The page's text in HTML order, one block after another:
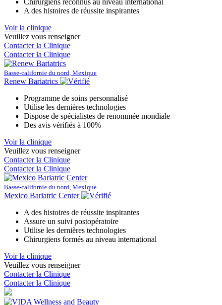
A des histoires de réussite inspirantes
Voir la clinique
Veuillez vous renseigner
Contacter la Clinique
Contacter la Clinique
Basse-californie du nord, Mexique
Renew Bariatrics
Programme de soins personnalisé
Utilise les dernières technologies
Dispose de spécialistes de renommée mondiale
Des avis vérifiés à 100%
Voir la clinique
Veuillez vous renseigner
Contacter la Clinique
Contacter la Clinique
Basse-californie du nord, Mexique
Mexico Bariatric Center
A des histoires de réussite inspirantes
Assure un suivi postopératoire
Utilise les dernières technologies
Chirurgiens formés au niveau international
Voir la clinique
Veuillez vous renseigner
Contacter la Clinique
Contacter la Clinique